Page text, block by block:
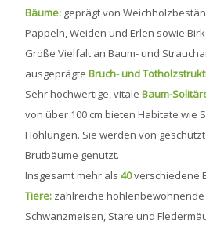
Bäume: geprägt von
Pappeln, Weiden und Erlen sowie
Große Vielfalt an Baum- und
ausgeprägteBruch- und
Sehr hochwertige, vitaleBaum-
von über 100 cm bieten Habitate wie
Höhlungen. Sie werden von
Brutbäume genutzt.
Insgesamt mehr als40verschiedene
Tiere: zahlreiche höhlenbewohnende
Schwanzmeisen, Stare und